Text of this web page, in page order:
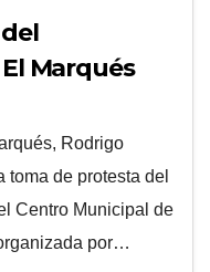
Marqués
Rodrigo
toma de protesta del
Centro Municipal de
por…